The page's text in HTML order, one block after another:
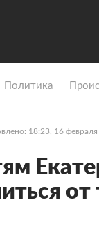
Политика
18:23, 16